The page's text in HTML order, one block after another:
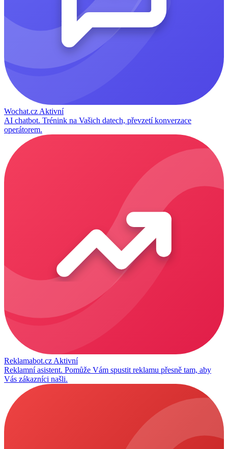
Wochat.cz Aktivní
AI chatbot. Trénink na Vašich datech, převzetí konverzace
operátorem.
Reklamabot.cz Aktivní
Reklamní asistent. Pomůže Vám spustit reklamu přesně tam, aby
Vás zákazníci našli.